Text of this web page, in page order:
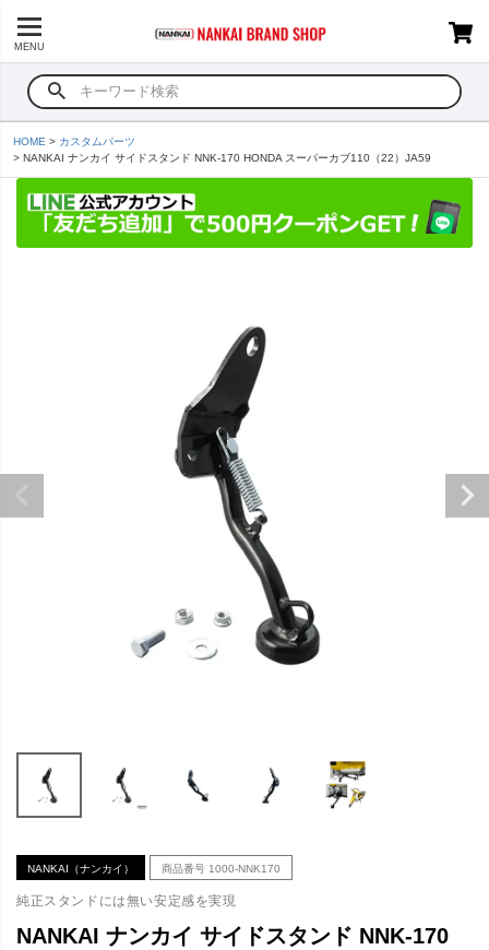
MENU
HOME
カスタムパーツ
NANKAI ナンカイ サイドスタンド NNK-170 HONDA スーパーカブ110（22）JA59
NANKAI（ナンカイ） 商品番号 1000-NNK170
純正スタンドには無い安定感を実現
NANKAI ナンカイ サイドスタンド NNK-170